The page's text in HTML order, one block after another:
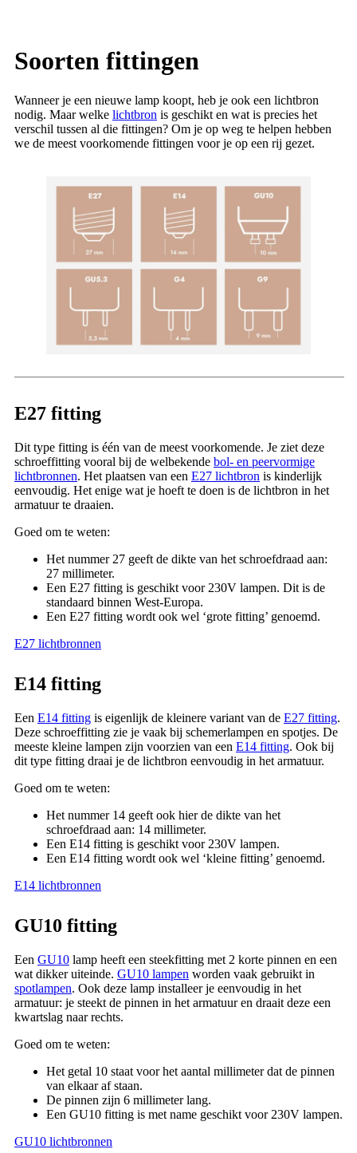
Soorten fittingen
Wanneer je een nieuwe lamp koopt, heb je ook een lichtbron
nodig. Maar welke lichtbron is geschikt en wat is precies het
verschil tussen al die fittingen? Om je op weg te helpen hebben
we de meest voorkomende fittingen voor je op een rij gezet.
E27 fitting
Dit type fitting is één van de meest voorkomende. Je ziet deze
schroeffitting vooral bij de welbekende bol- en peervormige
lichtbronnen. Het plaatsen van een E27 lichtbron is kinderlijk
eenvoudig. Het enige wat je hoeft te doen is de lichtbron in het
armatuur te draaien.
Goed om te weten:
Het nummer 27 geeft de dikte van het schroefdraad aan:
27 millimeter.
Een E27 fitting is geschikt voor 230V lampen. Dit is de
standaard binnen West-Europa.
Een E27 fitting wordt ook wel ‘grote fitting’ genoemd.
E27 lichtbronnen
E14 fitting
Een E14 fitting is eigenlijk de kleinere variant van de E27 fitting.
Deze schroeffitting zie je vaak bij schemerlampen en spotjes. De
meeste kleine lampen zijn voorzien van een E14 fitting. Ook bij
dit type fitting draai je de lichtbron eenvoudig in het armatuur.
Goed om te weten:
Het nummer 14 geeft ook hier de dikte van het
schroefdraad aan: 14 millimeter.
Een E14 fitting is geschikt voor 230V lampen.
Een E14 fitting wordt ook wel ‘kleine fitting’ genoemd.
E14 lichtbronnen
GU10 fitting
Een GU10 lamp heeft een steekfitting met 2 korte pinnen en een
wat dikker uiteinde. GU10 lampen worden vaak gebruikt in
spotlampen. Ook deze lamp installeer je eenvoudig in het
armatuur: je steekt de pinnen in het armatuur en draait deze een
kwartslag naar rechts.
Goed om te weten:
Het getal 10 staat voor het aantal millimeter dat de pinnen
van elkaar af staan.
De pinnen zijn 6 millimeter lang.
Een GU10 fitting is met name geschikt voor 230V lampen.
GU10 lichtbronnen